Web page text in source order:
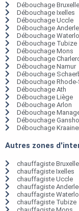
Débouchage
Débouchage Ixelles
Débouchage Uccle
Débouchage
Débouchage
Débouchage Tubize
Débouchage Mons
Débouchage
Débouchage Namur
Débouchage
Débouchage
Débouchage Ath
Débouchage Liège
Débouchage Arlon
Débouchage
Débouchage
Débouchage
Autres zones
chauffagiste
chauffagiste Ixelles
chauffagiste Uccle
chauffagiste
chauffagiste
chauffagiste Tubize